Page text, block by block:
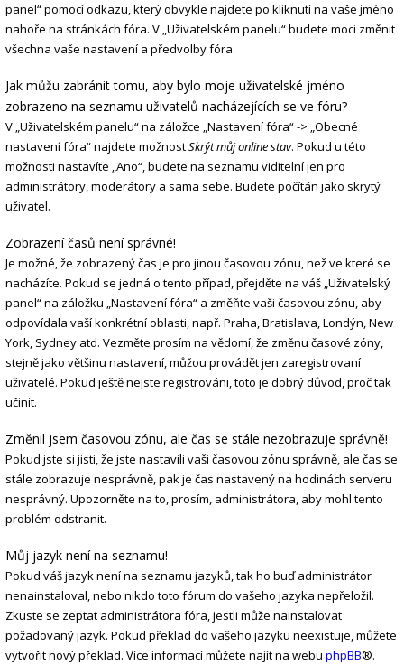
panel“ pomocí odkazu, který obvykle najdete po kliknutí na vaše jméno
nahoře na stránkách fóra. V „Uživatelském panelu“ budete moci změnit
všechna vaše nastavení a předvolby fóra.
Jak můžu zabránit tomu, aby bylo moje uživatelské jméno
zobrazeno na seznamu uživatelů nacházejících se ve fóru?
V „Uživatelském panelu“ na záložce „Nastavení fóra“ -> „Obecné
nastavení fóra“ najdete možnostSkrýt můj online stav. Pokud u této
možnosti nastavíte „Ano“, budete na seznamu viditelní jen pro
administrátory, moderátory a sama sebe. Budete počítán jako skrytý
uživatel.
Zobrazení časů není správné!
Je možné, že zobrazený čas je pro jinou časovou zónu, než ve které se
nacházíte. Pokud se jedná o tento případ, přejděte na váš „Uživatelský
panel“ na záložku „Nastavení fóra“ a změňte vaši časovou zónu, aby
odpovídala vaší konkrétní oblasti, např. Praha, Bratislava, Londýn, New
York, Sydney atd. Vezměte prosím na vědomí, že změnu časové zóny,
stejně jako většinu nastavení, můžou provádět jen zaregistrovaní
uživatelé. Pokud ještě nejste registrováni, toto je dobrý důvod, proč tak
učinit.
Změnil jsem časovou zónu, ale čas se stále nezobrazuje správně!
Pokud jste si jisti, že jste nastavili vaši časovou zónu správně, ale čas se
stále zobrazuje nesprávně, pak je čas nastavený na hodinách serveru
nesprávný. Upozorněte na to, prosím, administrátora, aby mohl tento
problém odstranit.
Můj jazyk není na seznamu!
Pokud váš jazyk není na seznamu jazyků, tak ho buď administrátor
nenainstaloval, nebo nikdo toto fórum do vašeho jazyka nepřeložil.
Zkuste se zeptat administrátora fóra, jestli může nainstalovat
požadovaný jazyk. Pokud překlad do vašeho jazyku neexistuje, můžete
vytvořit nový překlad. Více informací můžete najít na webu phpBB®.